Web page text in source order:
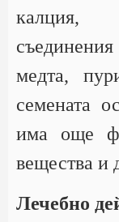
калция,
медта,
семената
има още
вещества и
Лечебно